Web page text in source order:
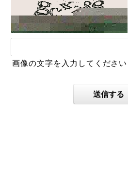
画像の文字を入力してください
送信する